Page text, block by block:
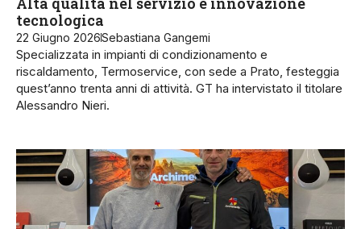
tecnologica
22 Giugno 2026Sebastiana Gangemi
Specializzata in impianti di condizionamento e
riscaldamento, Termoservice, con sede a Prato, festeggia
quest’anno trenta anni di attività. GT ha intervistato il titolare
Alessandro Nieri.